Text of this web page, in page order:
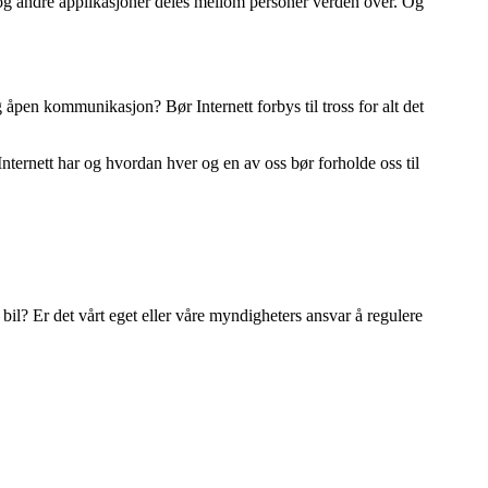
kommunikasjon? Bør Internett forbys til tross for alt det
har og hvordan hver og en av oss bør forholde oss til
Er det vårt eget eller våre myndigheters ansvar å regulere